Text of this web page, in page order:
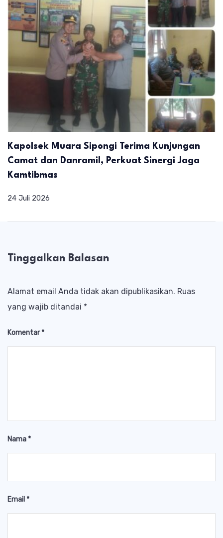
Kapolsek Muara Sipongi Terima Kunjungan
Camat dan Danramil, Perkuat Sinergi Jaga
Kamtibmas
24 Juli 2026
Tinggalkan Balasan
Alamat email Anda tidak akan dipublikasikan. Ruas
yang wajib ditandai *
Komentar*
Nama*
Email *